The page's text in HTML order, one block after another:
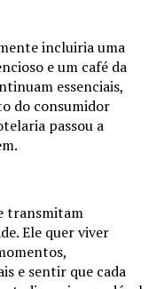
incluiria uma
e um café da
essenciais,
do consumidor
passou a
transmitam
Ele quer viver
e sentir que cada